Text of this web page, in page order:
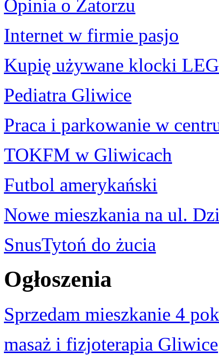
Opinia o Zatorzu
Internet w firmie pasjo
Kupię używane klocki
Pediatra Gliwice
Praca i parkowanie w
TOKFM w Gliwicach
Futbol amerykański
Nowe mieszkania na ul.
SnusTytoń do żucia
Ogłoszenia
Sprzedam mieszkanie 4
masaż i fizjoterapia Gliwice